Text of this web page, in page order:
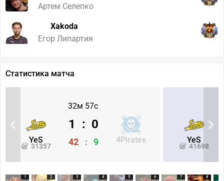
Артем Селепко
94
Xakoda
Егор Липартия
167
Статистика матча
32м 57с
YeS
31357
4Pirates
1 : 0
42 : 9 YeS
41698
1 2 3 4 5 6 7 8